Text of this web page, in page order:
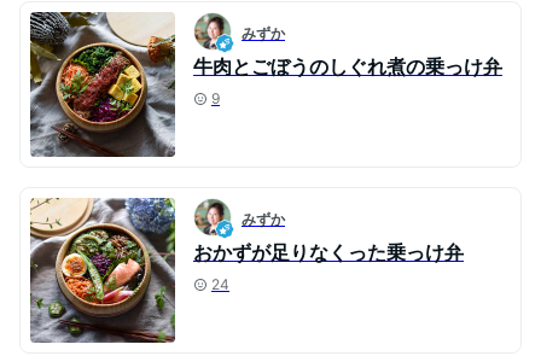
みずか
牛肉とごぼうのしぐれ煮の乗っけ弁
9
みずか
おかずが足りなくった乗っけ弁
24